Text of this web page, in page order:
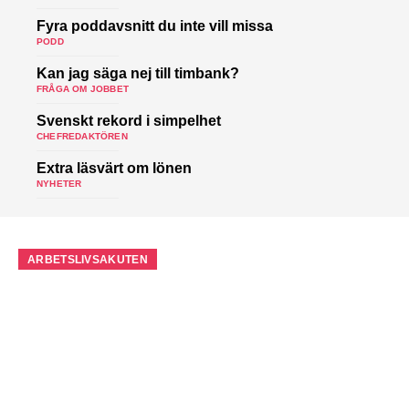
Fyra poddavsnitt du inte vill missa
PODD
Kan jag säga nej till timbank?
FRÅGA OM JOBBET
Svenskt rekord i simpelhet
CHEFREDAKTÖREN
Extra läsvärt om lönen
NYHETER
ARBETSLIVSAKUTEN